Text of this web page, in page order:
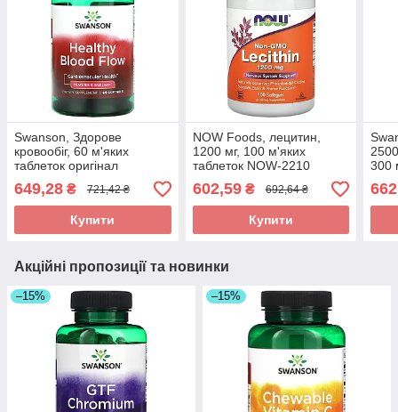
Swanson, Здорове
кровообіг, 60 м'яких
таблеток оригінал
649,28 ₴ 721,42 ₴
Купити
NOW Foods, лецитин,
1200 мг, 100 м'яких
таблеток NOW-2210
оригінал
602,59₴ 692,64 ₴
Купити
300
Акційні пропозиції та новинки
–15% –15%